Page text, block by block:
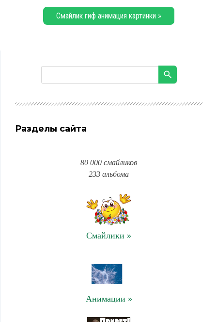
Смайлик гиф анимация картинки »
Разделы сайта
80 000 смайликов
233 альбома
Смайлики »
Анимации »